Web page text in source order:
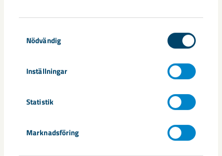
Nödvändig
Inställningar
Statistik
Marknadsföring
Handbollstalanger upptäckte en
Kirunaborna fick under helgen uppleva handboll på hög nivå
när ungdomslandslag från Sverige, Norge, Portugal och